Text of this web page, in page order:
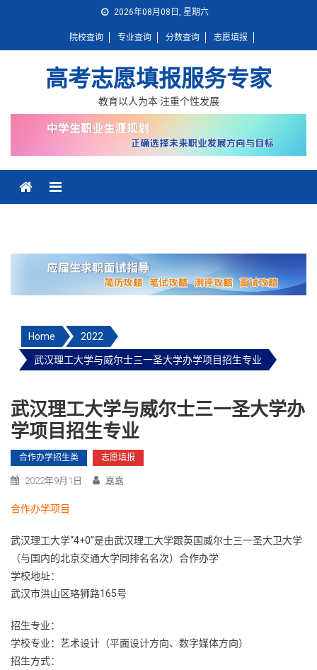
2026年08月08日, 星期六
院校查询 专业查询 分数查询 志愿填报
高考志愿填报服务专家
教育以人为本 注重个性发展
Home 2022
武汉理工大学与威尔士三一圣大学办学项目招生专业
武汉理工大学与威尔士三一圣大学办
学项目招生专业
合作办学招生类 志愿填报
2022年9月1日 嘉嘉
合作办学项目
武汉理工大学“4+0”是由武汉理工大学跟英国威尔士三一圣大卫大学
（与国内的北京交通大学同排名名次）合作办学
学校地址：
武汉市洪山区珞狮路165号
招生专业：
学校专业：艺术设计（平面设计方向、数字媒体方向）
招生方式：